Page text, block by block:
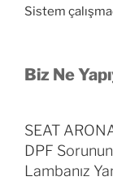
Sistem
Biz Ne
SEAT
DPF
Lambanız